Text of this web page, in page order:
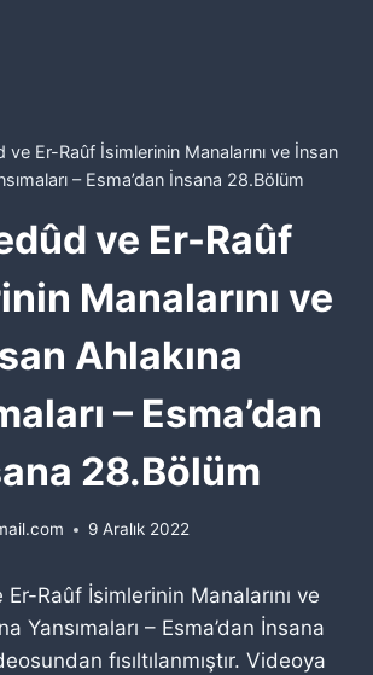
ve Er-Raûf İsimlerinin Manalarını ve İnsan
– Esma’dan İnsana 28.Bölüm
ve Er-Raûf
Manalarını ve
Ahlakına
– Esma’dan
28.Bölüm
9 Aralık 2022
Raûf İsimlerinin Manalarını ve
Yansımaları – Esma’dan İnsana
fısıltılanmıştır. Videoya